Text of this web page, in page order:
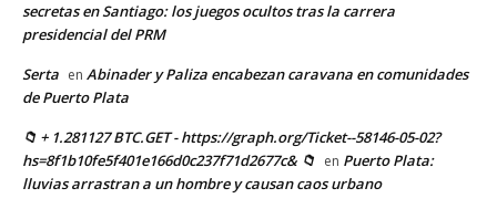
secretas en Santiago: los juegos ocultos tras la carrera
presidencial del PRM
Serta en Abinader y Paliza encabezan caravana en comunidades
de Puerto Plata
📁 + 1.281127 BTC.GET - https://graph.org/Ticket--58146-05-02?
hs=8f1b10fe5f401e166d0c237f71d2677c& 📁 en Puerto Plata:
lluvias arrastran a un hombre y causan caos urbano